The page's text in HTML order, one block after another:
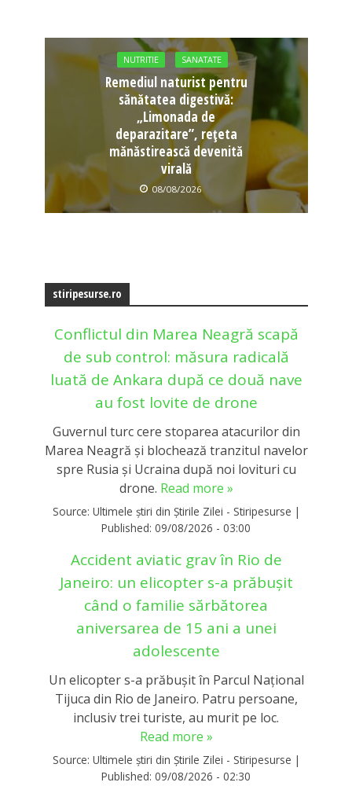
NUTRITIE SANATATE
Remediul naturist pentru
sănătatea digestivă:
„Limonada de
deparazitare”, rețeta
mănăstirească devenită
virală
08/08/2026
stiripesurse.ro
Conflictul din Marea Neagră scapă
de sub control: măsura radicală
luată de Ankara după ce două nave
au fost lovite de drone
Guvernul turc cere stoparea atacurilor din
Marea Neagră și blochează tranzitul navelor
spre Rusia și Ucraina după noi lovituri cu
drone. Read more »
Source: Ultimele știri din Știrile Zilei - Stiripesurse |
Published: 09/08/2026 - 03:00
Accident aviatic grav în Rio de
Janeiro: un elicopter s-a prăbușit
când o familie sărbătorea
aniversarea de 15 ani a unei
adolescente
Un elicopter s-a prăbușit în Parcul Național
Tijuca din Rio de Janeiro. Patru persoane,
inclusiv trei turiste, au murit pe loc.
Read more »
Source: Ultimele știri din Știrile Zilei - Stiripesurse |
Published: 09/08/2026 - 02:30